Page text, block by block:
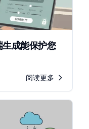
成能保护您
阅读更多